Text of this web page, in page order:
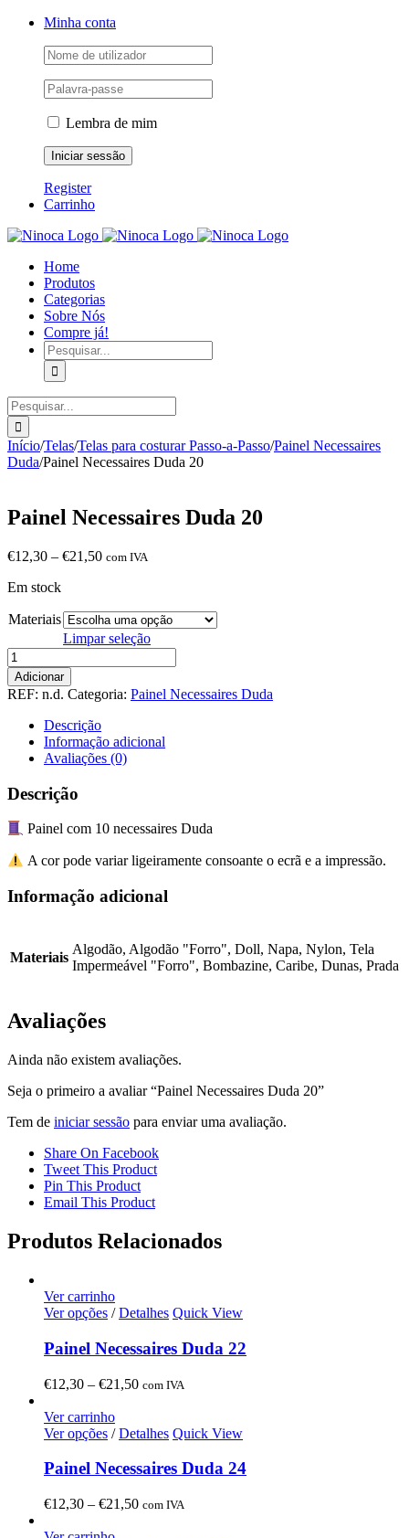
Skip
Facebook
Instagram
YouTubeMinha conta
Lembra de mim
Register
Carrinho
Home
Produtos
Categorias
Sobre Nós
Compre já!
Pesquisar
Pesquisar
Início/Telas/Telas para costurar Passo-a-Passo/Painel Necessaires
Duda/Painel Necessaires Duda 20
Painel Necessaires Duda 20
€12,30 – €21,50Price
€21,50
com IVA
Em stock
Materiais
Limpar seleção
Quantidade
de
Painel
Necessaires
Duda
Adicionar
REF: n.d. Categoria: Painel Necessaires Duda
Descrição
Informação adicional
Avaliações (0)
Descrição
Painel com 10 necessaires Duda
A cor pode variar ligeiramente consoante o ecrã e a impressão.
Informação adicional
Materiais
Algodão, Algodão "Forro", Doll, Napa, Nylon, Tela
Impermeável "Forro", Bombazine, Caribe, Dunas, Prada
Avaliações
Ainda não existem avaliações.
Seja o primeiro a avaliar “Painel Necessaires Duda 20”
Tem de iniciar sessão para enviar uma avaliação.
Share On Facebook
Tweet This Product
Pin This Product
Email This Product
Produtos Relacionados
Ver carrinho
Ver opções / Detalhes Quick View
Painel Necessaires Duda 22
€12,30 – €21,50Price
through
com IVA
Ver carrinho
Ver opções / Detalhes Quick View
Painel Necessaires Duda 24
€12,30 – €21,50Price
com IVA